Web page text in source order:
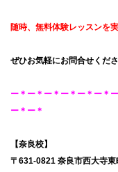
随時、無料体験レッスンを
ぜひお気軽にお問合せくだ
ー＊ー＊ー＊ー＊ー＊ー＊
ー＊ー＊
【奈良校】
〒631-0821 奈良市西大寺